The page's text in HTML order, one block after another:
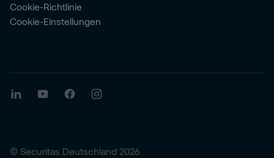
Cookie-Richtlinie
Cookie-Einstellungen
© Securitas Deutschland 2026